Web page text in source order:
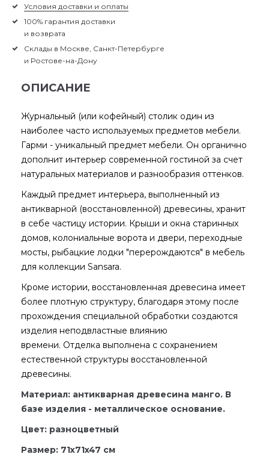
Условия доставки и оплаты
100% гарантия доставки
и возврата
Склады в Москве, Санкт-Петербурге
и Ростове-на-Дону
ОПИСАНИЕ
Журнальный (или кофейный) столик один из
наиболее часто используемых предметов мебели.
Гарми - уникальный предмет мебели. Он органично
дополнит интерьер современной гостиной за счет
натуральных материалов и разнообразия оттенков.
Каждый предмет интерьера, выполненный из
антикварной (восстановленной) древесины, хранит
в себе частицу истории. Крыши и окна старинных
домов, колониальные ворота и двери, переходные
мосты, рыбацкие лодки "перерождаются" в мебель
для коллекции Sansara.
Кроме истории, восстановленная древесина имеет
более плотную структуру, благодаря этому после
прохождения специальной обработки создаются
изделия неподвластные влиянию
времени. Отделка выполнена с сохранением
естественной структуры восстановленной
древесины.
Материал: антикварная древесина манго. В
базе изделия - металлическое основание.
Цвет: разноцветный
Размер: 71x71x47 см